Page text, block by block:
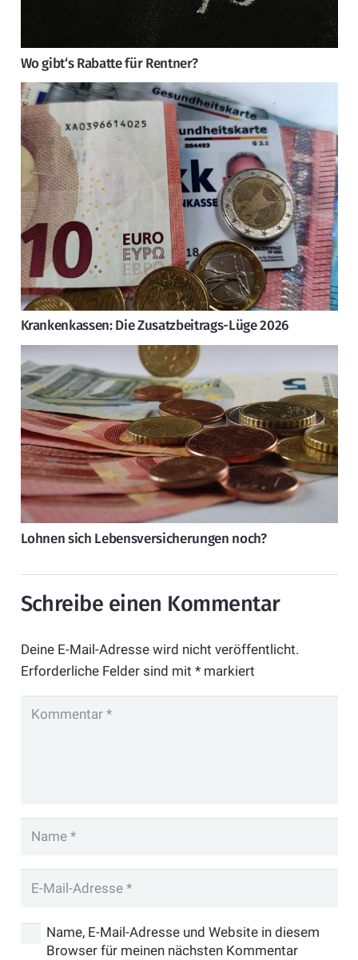
Wo gibt‘s Rabatte für Rentner?
Krankenkassen: Die Zusatzbeitrags-Lüge 2026
Lohnen sich Lebensversicherungen noch?
Schreibe einen Kommentar
Deine E-Mail-Adresse wird nicht veröffentlicht.
Erforderliche Felder sind mit *markiert
Name, E-Mail-Adresse und Website in diesem
Browser für meinen nächsten Kommentar